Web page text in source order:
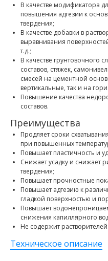
В качестве модификатора
повышения адгезии к
твердения;
В качестве добавки в
выравнивания
т.д.;
В качестве грунтовочного
составов, стяжек,
смесей на цементной
вертикальные, так и на
Повышение качества
составов.
Преимущества
Продляет сроки
при повышенных
Повышает пластичность и
Снижает усадку и снижает
твердения;
Повышает прочностные
Повышает адгезию к
гладкой поверхностью и
Повышает
снижения капиллярного
Не содержит
Техническое описание